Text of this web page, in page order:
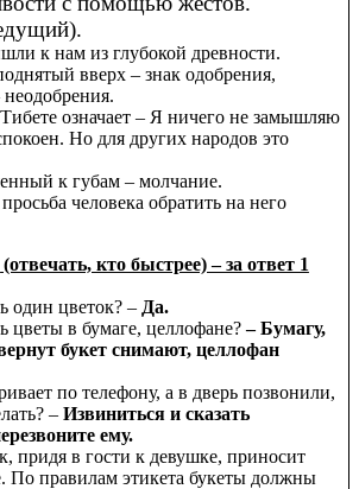
к нам из глубокой древности.
вверх – знак одобрения,
означает – Я ничего не замышляю
Но для других народов это
к губам – молчание.
человека обратить на него
кто быстрее) – за ответ 1
один цветок? – Да.
цветы в бумаге, целлофане?– Бумагу,
букет снимают, целлофан
по телефону, а в дверь позвонили,
– Извиниться и сказать
ему.
придя в гости к девушке, приносит
По правилам этикета букеты должны